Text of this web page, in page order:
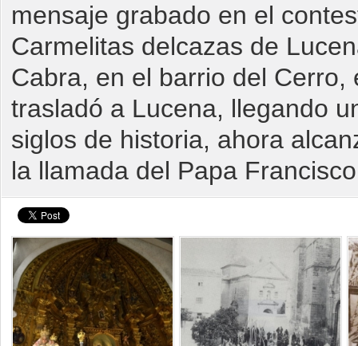
mensaje grabado en el
Carmelitas delcazas de
Cabra, en el barrio del
trasladó a Lucena, llegando
siglos de historia, ahora
la llamada del Papa